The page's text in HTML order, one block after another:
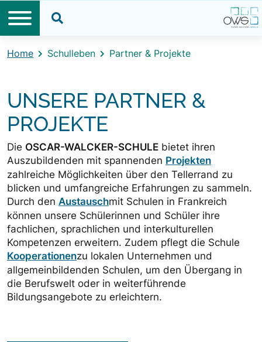
Home Schulleben Partner & Projekte
UNSERE PARTNER &
PROJEKTE
Die OSCAR-WALCKER-SCHULE bietet ihren
Auszubildenden mit spannenden Projekten
zahlreiche Möglichkeiten über den Tellerrand zu
blicken und umfangreiche Erfahrungen zu sammeln.
Durch den Austauschmit Schulen in Frankreich
können unsere Schülerinnen und Schüler ihre
fachlichen, sprachlichen und interkulturellen
Kompetenzen erweitern. Zudem pflegt die Schule
Kooperationenzu lokalen Unternehmen und
allgemeinbildenden Schulen, um den Übergang in
die Berufswelt oder in weiterführende
Bildungsangebote zu erleichtern.